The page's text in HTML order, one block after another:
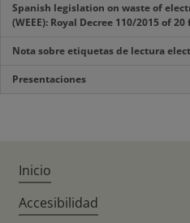
Spanish legislation on waste of
(WEEE): Royal Decree 110/2015 of
Nota sobre etiquetas de lectura
Presentaciones
Inicio
Accesibilidad